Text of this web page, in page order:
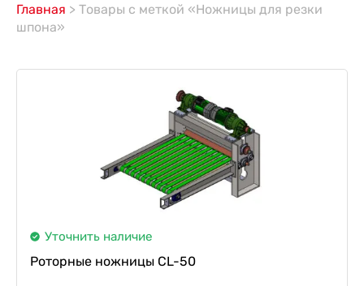
Главная > Товары с меткой «Ножницы для резки
шпона»
Уточнить наличие
Роторные ножницы CL-50